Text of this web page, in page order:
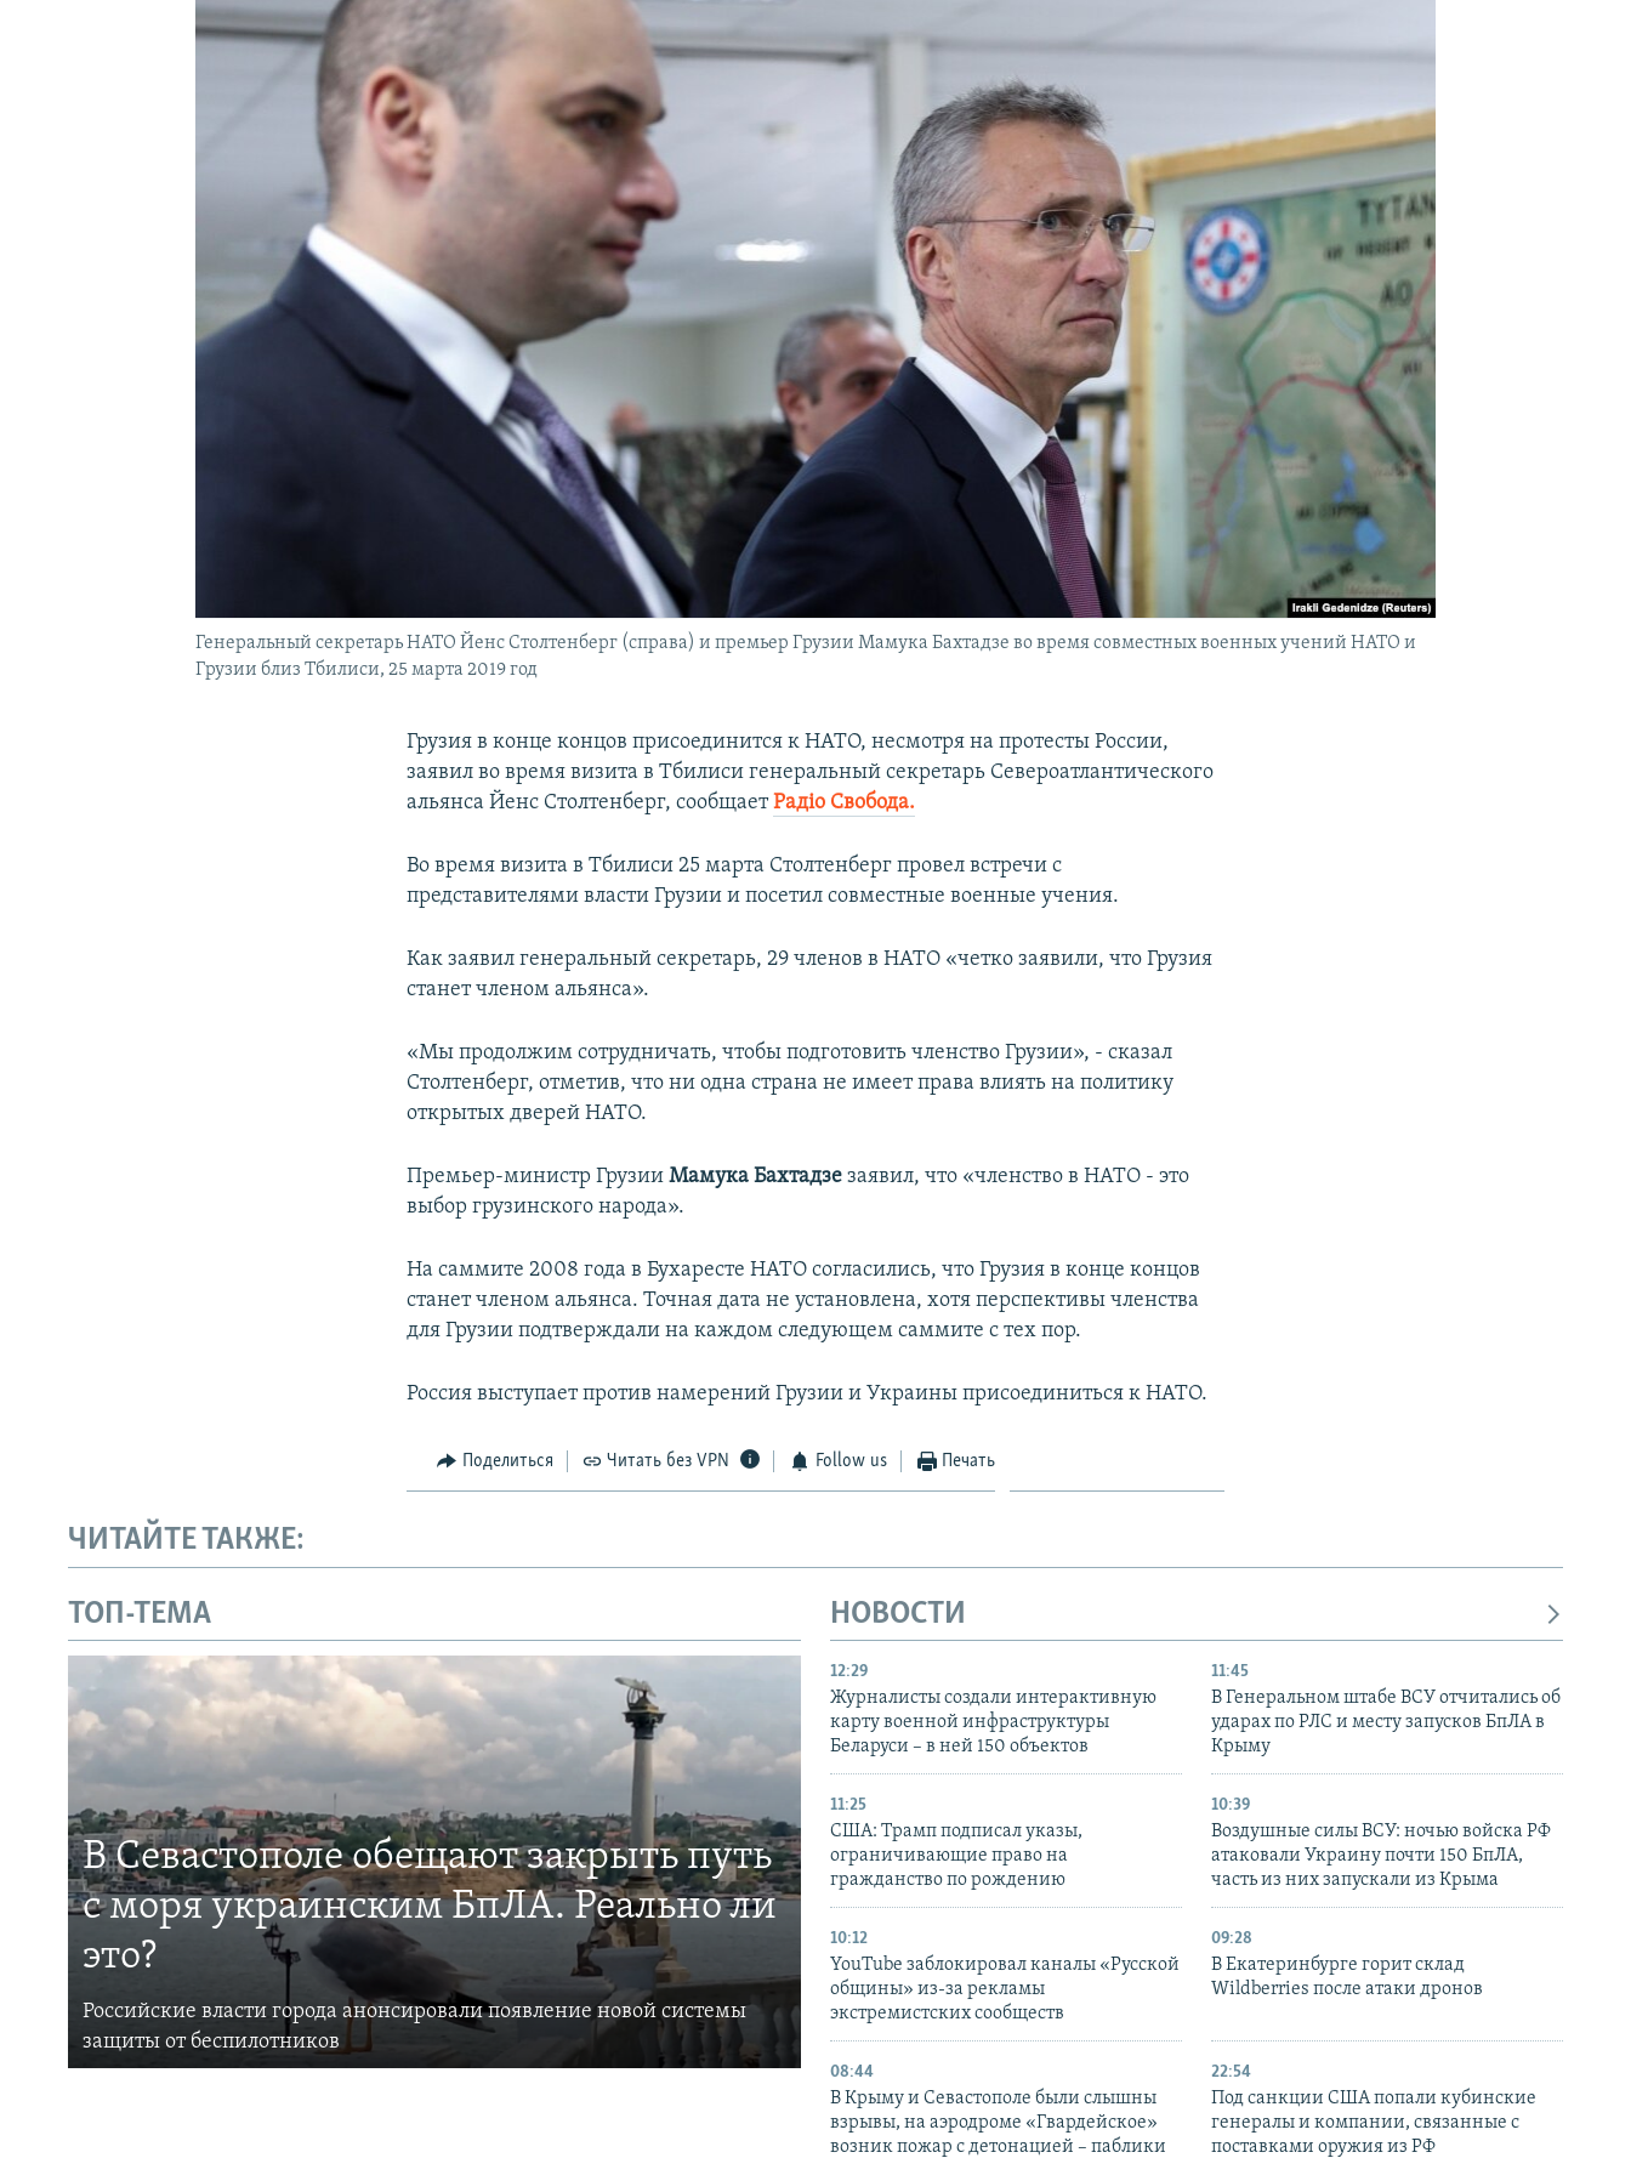
Генеральный секретарь НАТО Йенс Столтенберг (справа) и премьер Грузии Мамука Бахтадзе во время совместных военных учений НАТО и
Грузии близ Тбилиси, 25 марта 2019 год
Грузия в конце концов присоединится к НАТО, несмотря на протесты России,
заявил во время визита в Тбилиси генеральный секретарь Североатлантического
альянса Йенс Столтенберг, сообщаетРадіо Свобода.
Во время визита в Тбилиси 25 марта Столтенберг провел встречи с
представителями власти Грузии и посетил совместные военные учения.
Как заявил генеральный секретарь, 29 членов в НАТО «четко заявили, что Грузия
станет членом альянса».
«Мы продолжим сотрудничать, чтобы подготовить членство Грузии», - сказал
Столтенберг, отметив, что ни одна страна не имеет права влиять на политику
открытых дверей НАТО.
Премьер-министр ГрузииМамука Бахтадзе заявил, что «членство в НАТО - это
выбор грузинского народа».
На саммите 2008 года в Бухаресте НАТО согласились, что Грузия в конце концов
станет членом альянса. Точная дата не установлена, хотя перспективы членства
для Грузии подтверждали на каждом следующем саммите с тех пор.
Россия выступает против намерений Грузии и Украины присоединиться к НАТО.
Поделиться Читать без VPN Follow us Печать
ЧИТАЙТЕ ТАКЖЕ:
ТОП-ТЕМА
В Севастополе обещают закрыть путь
с моря украинским БпЛА. Реально ли
это?
Российские власти города анонсировали появление новой системы
защиты от беспилотников
НОВОСТИ
12:29
Журналисты создали интерактивную
карту военной инфраструктуры
Беларуси – в ней 150 объектов
11:45
В Генеральном штабе ВСУ отчитались об
ударах по РЛС и месту запусков БпЛА в
Крыму
11:25
США: Трамп подписал указы,
ограничивающие право на
гражданство по рождению
10:39
Воздушные силы ВСУ: ночью войска РФ
атаковали Украину почти 150 БпЛА,
часть из них запускали из Крыма
10:12
YouTube заблокировал каналы «Русской
общины» из-за рекламы
экстремистских сообществ
09:28
В Екатеринбурге горит склад
Wildberries после атаки дронов
08:44
В Крыму и Севастополе были слышны
взрывы, на аэродроме «Гвардейское»
возник пожар с детонацией – паблики
22:54
Под санкции США попали кубинские
генералы и компании, связанные с
поставками оружия из РФ